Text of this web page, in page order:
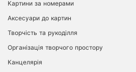
Картини за номерами
Аксесуари до картин
Творчість та рукоділля
Організація творчого простору
Канцелярія